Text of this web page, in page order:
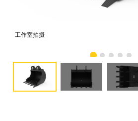
工作室拍摄